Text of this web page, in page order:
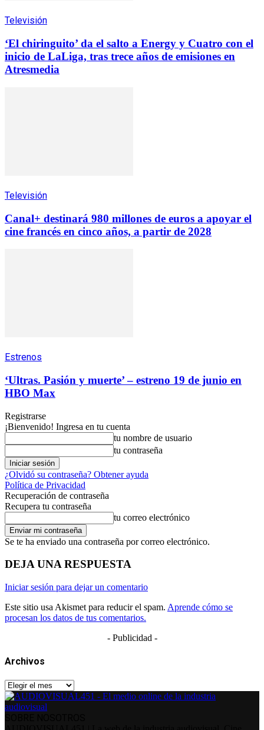
Televisión
‘El chiringuito’ da el salto a Energy y Cuatro con el
inicio de LaLiga, tras trece años de emisiones en
Atresmedia
Televisión
Canal+ destinará 980 millones de euros a apoyar el
cine francés en cinco años, a partir de 2028
Estrenos
‘Ultras. Pasión y muerte’ – estreno 19 de junio en
HBO Max
Registrarse
¡Bienvenido! Ingresa en tu cuenta
tu nombre de usuario
tu contraseña
¿Olvidó su contraseña? Obtener ayuda
Política de Privacidad
Recuperación de contraseña
Recupera tu contraseña
tu correo electrónico
Se te ha enviado una contraseña por correo electrónico.
DEJA UNA RESPUESTA
Iniciar sesión para dejar un comentario
Este sitio usa Akismet para reducir el spam. Aprende cómo se
procesan los datos de tus comentarios.
- Publicidad -
Archivos
Archivos